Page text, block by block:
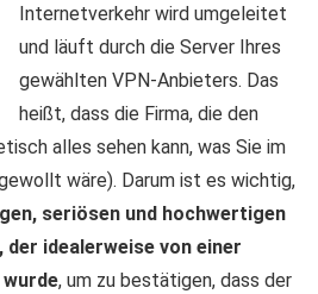
Internetverkehr wird umgeleitet
und läuft durch die Server Ihres
gewählten VPN-Anbieters. Das
heißt, dass die Firma, die den
alles sehen kann, was Sie im
wäre). Darum ist es wichtig,
seriösen und hochwertigen
der idealerweise von einer
, um zu bestätigen, dass der